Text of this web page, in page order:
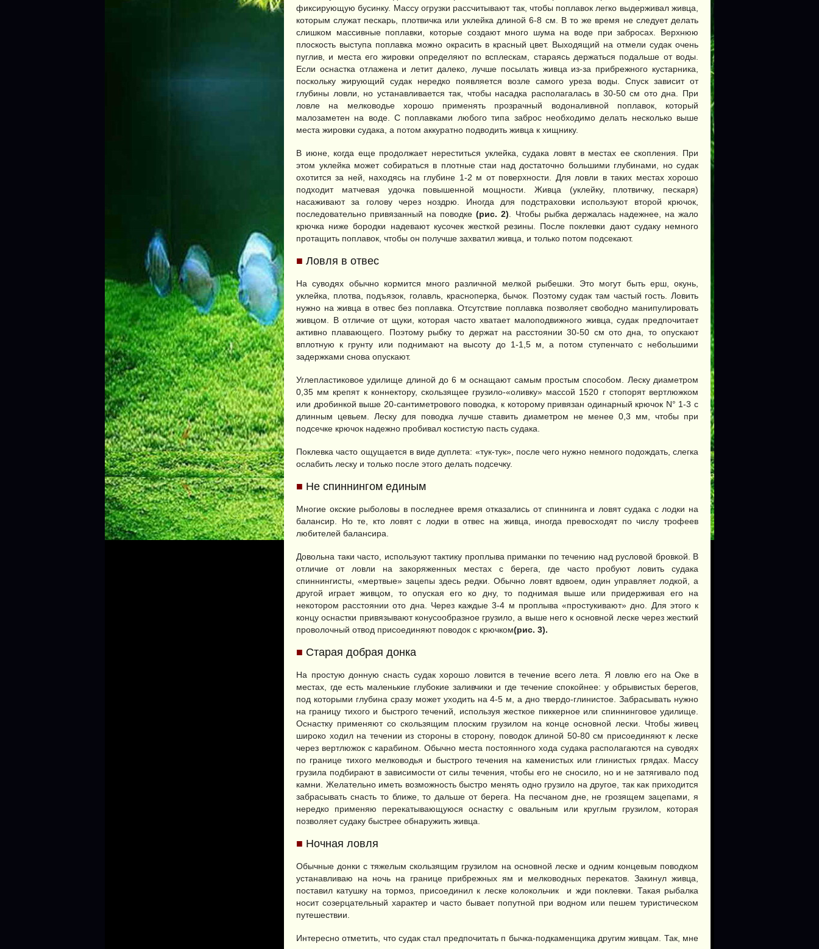
фиксирующую бусинку. Массу огрузки рассчитывают так, чтобы поплавок легко выдерживал живца,
которым служат пескарь, плотвичка или уклейка длиной 6-8 см. В то же время не следует делать
слишком массивные поплавки, которые создают много шума на воде при забросах. Верхнюю
плоскость выступа поплавка можно окрасить в красный цвет. Выходящий на отмели судак очень
пуглив, и места его жировки определяют по всплескам, стараясь держаться подальше от воды.
Если оснастка отлажена и летит далеко, лучше посылать живца из-за прибрежного кустарника,
поскольку жирующий судак нередко появляется возле самого уреза воды. Спуск зависит от
глубины ловли, но устанавливается так, чтобы насадка располагалась в 30-50 см ото дна. При
ловле на мелководье хорошо применять прозрачный водоналивной поплавок, который
малозаметен на воде. С поплавками любого типа заброс необходимо делать несколько выше
места жировки судака, а потом аккуратно подводить живца к хищнику.
В июне, когда еще продолжает нереститься уклейка, судака ловят в местах ее скопления. При
этом уклейка может собираться в плотные стаи над достаточно большими глубинами, но судак
охотится за ней, находясь на глубине 1-2 м от поверхности. Для ловли в таких местах хорошо
подходит матчевая удочка повышенной мощности. Живца (уклейку, плотвичку, пескаря)
насаживают за голову через ноздрю. Иногда для подстраховки используют второй крючок,
последовательно привязанный на поводке(рис. 2). Чтобы рыбка держалась надежнее, на жало
крючка ниже бородки надевают кусочек жесткой резины. После поклевки дают судаку немного
протащить поплавок, чтобы он получше захватил живца, и только потом подсекают.
■ Ловля в отвес
На суводях обычно кормится много различной мелкой рыбешки. Это могут быть ерш, окунь,
уклейка, плотва, подъязок, голавль, красноперка, бычок. Поэтому судак там частый гость. Ловить
нужно на живца в отвес без поплавка. Отсутствие поплавка позволяет свободно манипулировать
живцом. В отличие от щуки, которая часто хватает малоподвижного живца, судак предпочитает
активно плавающего. Поэтому рыбку то держат на расстоянии 30-50 см ото дна, то опускают
вплотную к грунту или поднимают на высоту до 1-1,5 м, а потом ступенчато с небольшими
задержками снова опускают.
Углепластиковое удилище длиной до 6 м оснащают самым простым способом. Леску диаметром
0,35 мм крепят к коннектору, скользящее грузило-«оливку» массой 1520 г стопорят вертлюжком
или дробинкой выше 20-сантиметрового поводка, к которому привязан одинарный крючок N° 1-3 с
длинным цевьем. Леску для поводка лучше ставить диаметром не менее 0,3 мм, чтобы при
подсечке крючок надежно пробивал костистую пасть судака.
Поклевка часто ощущается в виде дуплета: «тук-тук», после чего нужно немного подождать, слегка
ослабить леску и только после этого делать подсечку.
■ Не спиннингом единым
Многие окские рыболовы в последнее время отказались от спиннинга и ловят судака с лодки на
балансир. Но те, кто ловят с лодки в отвес на живца, иногда превосходят по числу трофеев
любителей балансира.
Довольна таки часто, используют тактику проплыва приманки по течению над русловой бровкой. В
отличие от ловли на закоряженных местах с берега, где часто пробуют ловить судака
спиннингисты, «мертвые» зацепы здесь редки. Обычно ловят вдвоем, один управляет лодкой, а
другой играет живцом, то опуская его ко дну, то поднимая выше или придерживая его на
некотором расстоянии ото дна. Через каждые 3-4 м проплыва «простукивают» дно. Для этого к
концу оснастки привязывают конусообразное грузило, а выше него к основной леске через жесткий
проволочный отвод присоединяют поводок с крючком(рис. 3).
■ Старая добрая донка
На простую донную снасть судак хорошо ловится в течение всего лета. Я ловлю его на Оке в
местах, где есть маленькие глубокие заливчики и где течение спокойнее: у обрывистых берегов,
под которыми глубина сразу может уходить на 4-5 м, а дно твердо-глинистое. Забрасывать нужно
на границу тихого и быстрого течений, используя жесткое пиккерное или спиннинговое удилище.
Оснастку применяют со скользящим плоским грузилом на конце основной лески. Чтобы живец
широко ходил на течении из стороны в сторону, поводок длиной 50-80 см присоединяют к леске
через вертлюжок с карабином. Обычно места постоянного хода судака располагаются на суводях
по границе тихого мелководья и быстрого течения на каменистых или глинистых грядах. Массу
грузила подбирают в зависимости от силы течения, чтобы его не сносило, но и не затягивало под
камни. Желательно иметь возможность быстро менять одно грузило на другое, так как приходится
забрасывать снасть то ближе, то дальше от берега. На песчаном дне, не грозящем зацепами, я
нередко применяю перекатывающуюся оснастку с овальным или круглым грузилом, которая
позволяет судаку быстрее обнаружить живца.
■ Ночная ловля
Обычные донки с тяжелым скользящим грузилом на основной леске и одним концевым поводком
устанавливаю на ночь на границе прибрежных ям и мелководных перекатов. Закинул живца,
поставил катушку на тормоз, присоединил к леске колокольчик и жди поклевки. Такая рыбалка
носит созерцательный характер и часто бывает попутной при водном или пешем туристическом
путешествии.
Интересно отметить, что судак стал предпочитать п бычка-подкаменщика другим живцам. Так, мне